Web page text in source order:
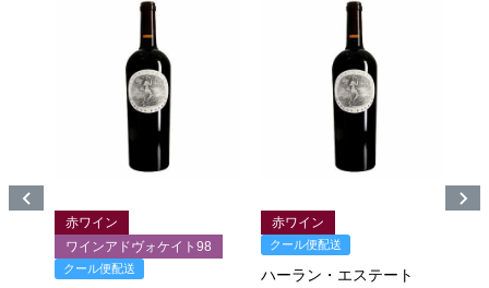
赤ワイン
ワインアドヴォケイト98
クール便配送
赤ワイン
クール便配送
ハーラン・エステート